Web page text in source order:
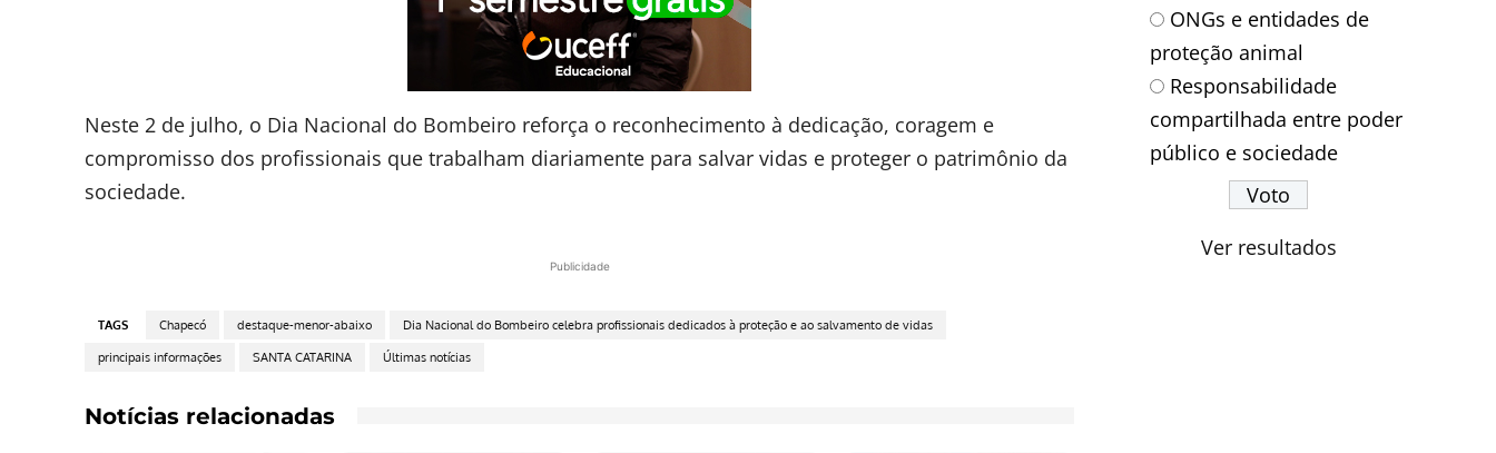
Neste 2 de julho, o Dia Nacional do Bombeiro reforça o reconhecimento à dedicação, coragem e
compromisso dos profissionais que trabalham diariamente para salvar vidas e proteger o patrimônio da
sociedade.
Publicidade
TAGS Chapecó destaque-menor-abaixo Dia Nacional do Bombeiro celebra profissionais dedicados à proteção e ao salvamento de vidas
principais informações SANTA CATARINA Últimas notícias
Notícias relacionadas
ONGs e entidades de
proteção animal
Responsabilidade
compartilhada entre poder
público e sociedade
Ver resultados